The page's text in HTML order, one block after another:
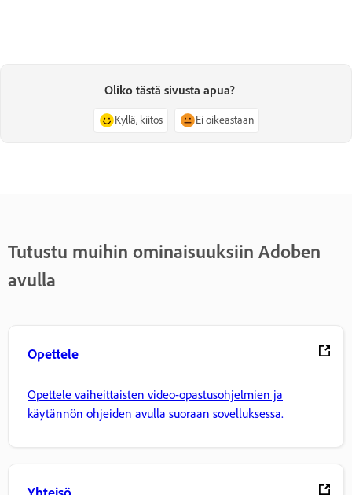
Oliko tästä sivusta apua?
Kyllä, kiitos Ei oikeastaan
Tutustu muihin ominaisuuksiin Adoben
avulla
Opettele
Opettele vaiheittaisten video-opastusohjelmien ja
käytännön ohjeiden avulla suoraan sovelluksessa.